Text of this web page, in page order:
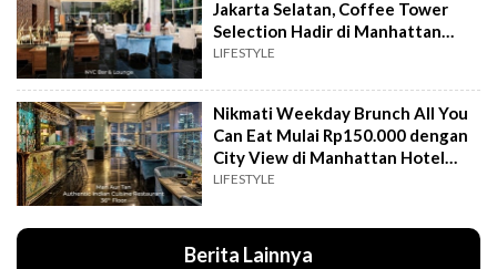
Jakarta Selatan, Coffee Tower
Selection Hadir di Manhattan
Hotel Jakarta
LIFESTYLE
Nikmati Weekday Brunch All You
Can Eat Mulai Rp150.000 dengan
City View di Manhattan Hotel
Jakarta
LIFESTYLE
Berita Lainnya